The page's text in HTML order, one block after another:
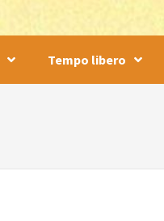
Tempo libero